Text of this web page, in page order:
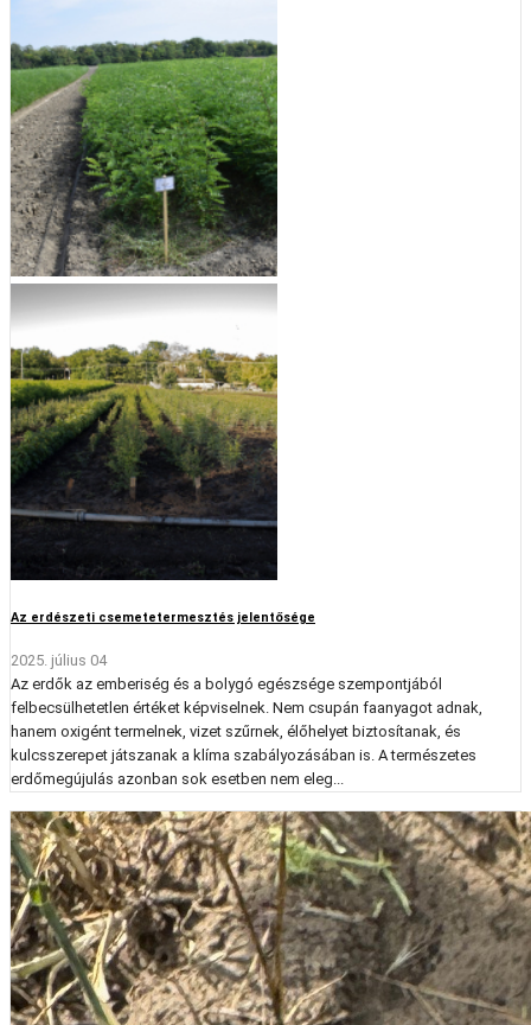
Az erdészeti csemetetermesztés jelentősége
2025. július 04
Az erdők az emberiség és a bolygó egészsége szempontjából
felbecsülhetetlen értéket képviselnek. Nem csupán faanyagot adnak,
hanem oxigént termelnek, vizet szűrnek, élőhelyet biztosítanak, és
kulcsszerepet játszanak a klíma szabályozásában is. A természetes
erdőmegújulás azonban sok esetben nem eleg...